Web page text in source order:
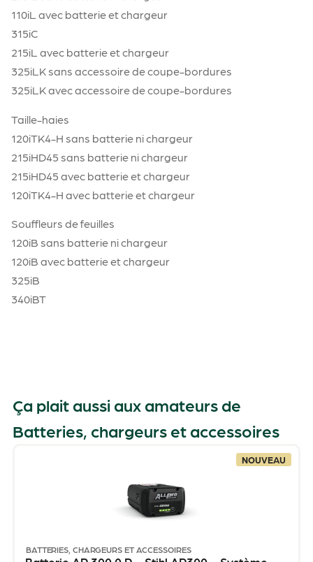
110iL avec batterie et chargeur
315iC
215iL avec batterie et chargeur
325iLK sans accessoire de coupe-bordures
325iLK avec accessoire de coupe-bordures
Taille-haies
120iTK4-H sans batterie ni chargeur
215iHD45 sans batterie ni chargeur
215iHD45 avec batterie et chargeur
120iTK4-H avec batterie et chargeur
Souffleurs de feuilles
120iB sans batterie ni chargeur
120iB avec batterie et chargeur
325iB
340iBT
Ça plait aussi aux amateurs de
Batteries, chargeurs et accessoires
NOUVEAU
BATTERIES, CHARGEURS ET ACCESSOIRES